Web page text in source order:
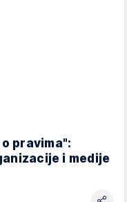
pravima":
i medije